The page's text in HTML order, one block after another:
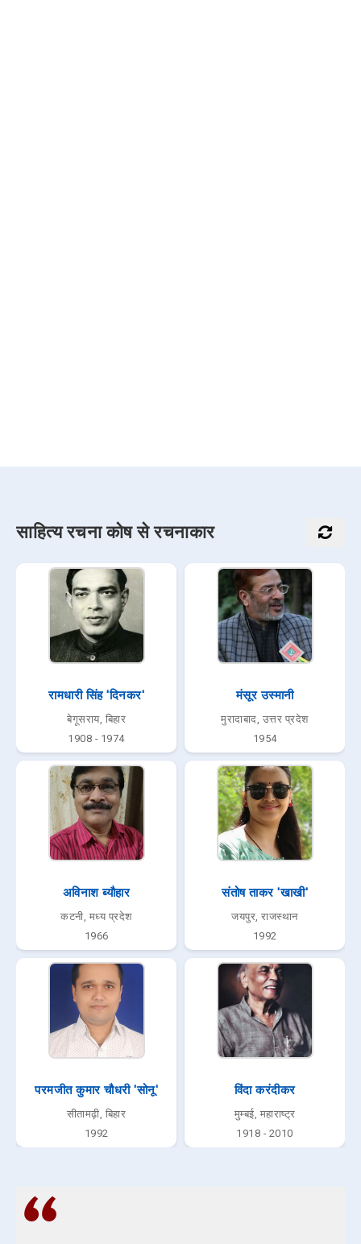
साहित्य रचना कोष से रचनाकार
रामधारी सिंह 'दिनकर'
बेगूसराय, बिहार
1908 - 1974
मंसूर उस्मानी
मुरादाबाद, उत्तर प्रदेश
1954
अविनाश ब्यौहार
कटनी, मध्य प्रदेश
1966
संतोष ताकर 'खाखी'
जयपुर, राजस्थान
1992
परमजीत कुमार चौधरी 'सोनू'
सीतामढ़ी, बिहार
1992
विंदा करंदीकर
मुम्बई, महाराष्ट्र
1918 - 2010